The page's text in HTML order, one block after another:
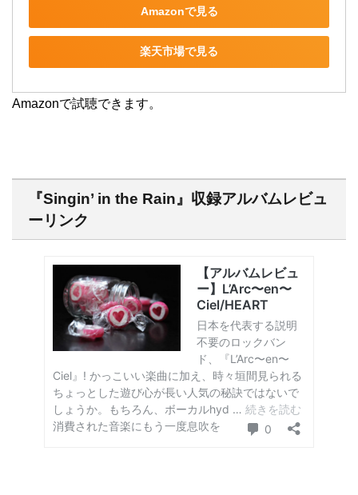
Amazonで見る
楽天市場で見る
Amazonで試聴できます。
『Singin’ in the Rain』収録アルバムレビュ
ーリンク